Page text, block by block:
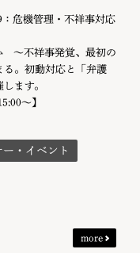
：危機管理・不祥事対応
〜不祥事発覚、最初の
る。初動対応と「弁護
ます。
～】
・イベント
more